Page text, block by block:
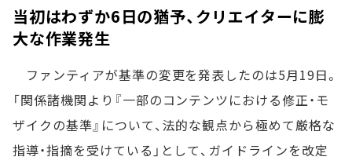
当初はわずか6日の猶予、クリエイターに膨
大な作業発生
ファンティアが基準の変更を発表したのは5月19日。
「関係諸機関より『一部のコンテンツにおける修正・モ
ザイクの基準』について、法的な観点から極めて厳格な
指導・指摘を受けている」として、ガイドラインを改定